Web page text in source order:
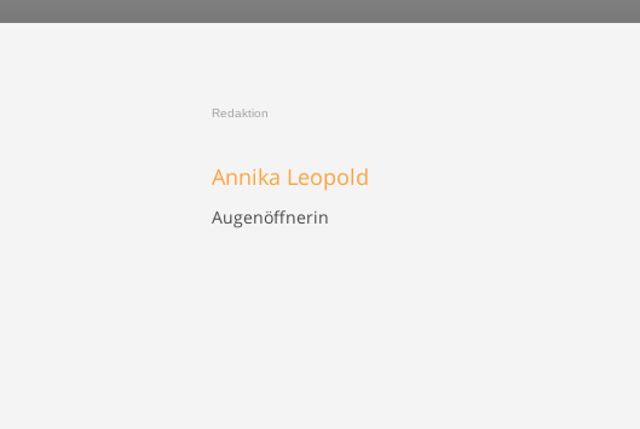
Redaktion
Annika Leopold
Augenöffnerin